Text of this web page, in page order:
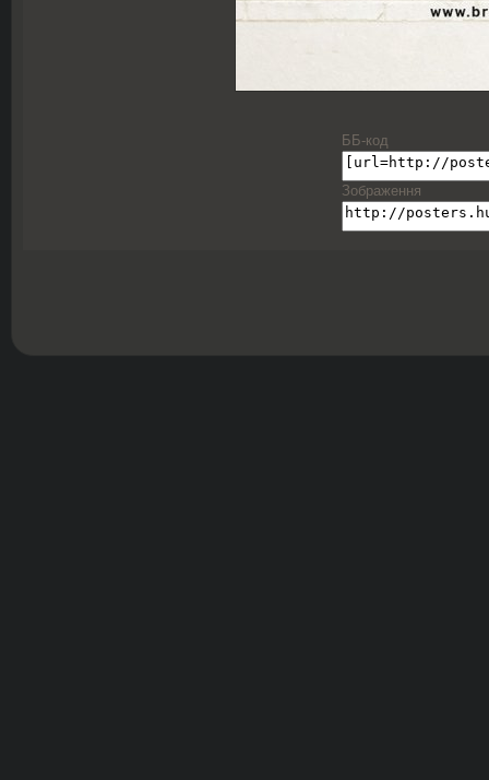
ББ-код
Зображення